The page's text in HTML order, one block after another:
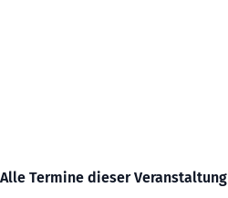
Alle Termine dieser Veranstaltung